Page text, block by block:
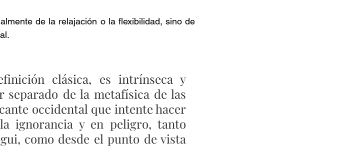
de la relajación o la flexibilidad, sino de
clásica, es intrínseca y
separado de la metafísica de las
occidental que intente hacer
ignorancia y en peligro, tanto
como desde el punto de vista